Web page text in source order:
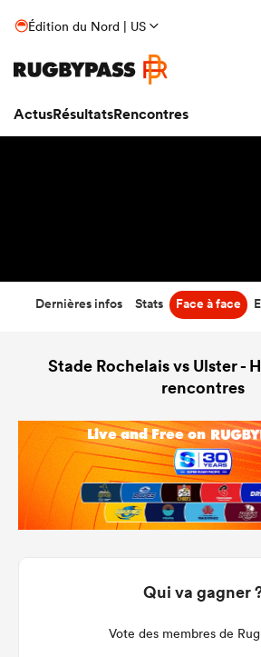
Édition du Nord | US
ActusRésultatsRencontres
Dernières infos Stats Face à face
Stade Rochelais vs Ulster -
rencontres
Qui va gagner
Vote des membres de